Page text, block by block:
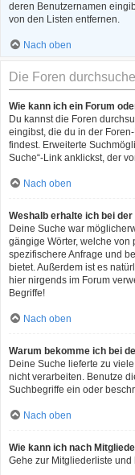
deren Benutzernamen
von den Listen entfernen.
Nach oben
Die Foren
Wie kann ich ein Forum
Du kannst die Foren
eingibst, die du in der
findest. Erweiterte
Suche“-Link anklickst, der
Nach oben
Weshalb erhalte ich bei
Deine Suche war
gängige Wörter, welche von
spezifischere Anfrage und
bietet. Außerdem ist es
hier nirgends im Forum
Begriffe!
Nach oben
Warum bekomme ich bei
Deine Suche lieferte zu
nicht verarbeiten. Benutze
Suchbegriffe ein oder
Nach oben
Wie kann ich nach
Gehe zur Mitgliederliste und